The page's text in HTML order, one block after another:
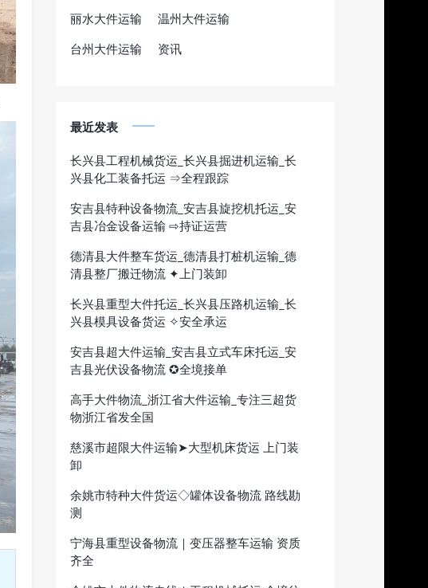
丽水大件运输
温州大件运输
台州大件运输
资讯
最近发表
长兴县工程机械货运_长兴县掘进机运输_长
兴县化工装备托运 ⇒全程跟踪
安吉县特种设备物流_安吉县旋挖机托运_安
吉县冶金设备运输 ⇨持证运营
德清县大件整车货运_德清县打桩机运输_德
清县整厂搬迁物流 ✦上门装卸
长兴县重型大件托运_长兴县压路机运输_长
兴县模具设备货运 ✧安全承运
安吉县超大件运输_安吉县立式车床托运_安
吉县光伏设备物流 ✪全境接单
高手大件物流_浙江省大件运输_专注三超货
物浙江省发全国
慈溪市超限大件运输➤大型机床货运 上门装
卸
余姚市特种大件货运◇罐体设备物流 路线勘
测
宁海县重型设备物流｜变压器整车运输 资质
齐全